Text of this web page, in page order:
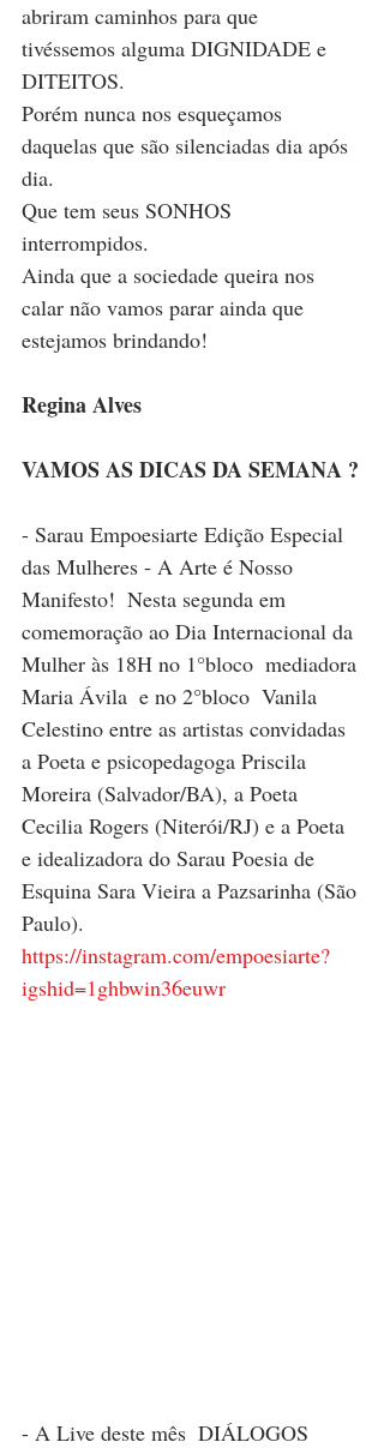
abriram caminhos para que
tivéssemos alguma DIGNIDADE e
DITEITOS.
Porém nunca nos esqueçamos
daquelas que são silenciadas dia após
dia.
Que tem seus SONHOS
interrompidos.
Ainda que a sociedade queira nos
calar não vamos parar ainda que
estejamos brindando!
Regina Alves
VAMOS AS DICAS DA SEMANA ?
- Sarau Empoesiarte Edição Especial
das Mulheres - A Arte é Nosso
Manifesto!  Nesta segunda em
comemoração ao Dia Internacional da
Mulher às 18H no 1°bloco  mediadora
Maria Ávila  e no 2°bloco  Vanila
Celestino entre as artistas convidadas
a Poeta e psicopedagoga Priscila
Moreira (Salvador/BA), a Poeta
Cecilia Rogers (Niterói/RJ) e a Poeta
e idealizadora do Sarau Poesia de
Esquina Sara Vieira a Pazsarinha (São
Paulo).
https://instagram.com/empoesiarte?
igshid=1ghbwin36euwr
- A Live deste mês  DIÁLOGOS